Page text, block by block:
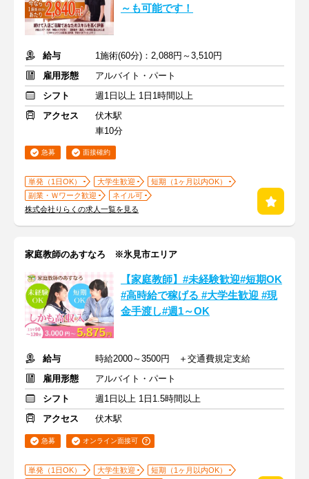
～も可能です！
給与
1施術(60分)：2,088円～3,510円
雇用形態
アルバイト・パート
シフト
週1日以上 1日1時間以上
アクセス
伏木駅
車10分
急募 面接確約
単発（1日OK） 大学生歓迎
短期（1ヶ月以内OK）
副業・Ｗワーク歓迎
ネイル可
株式会社りらくの求人一覧を見る
家庭教師のあすなろ ※氷見市エリア
【家庭教師】#未経験歓迎#短期OK
#高時給で稼げる #大学生歓迎 #現
金手渡し#週1～OK
給与
時給2000～3500円 ＋交通費規定支給
雇用形態
アルバイト・パート
シフト
週1日以上 1日1.5時間以上
アクセス
伏木駅
急募 オンライン面接可
単発（1日OK） 大学生歓迎
短期（1ヶ月以内OK）